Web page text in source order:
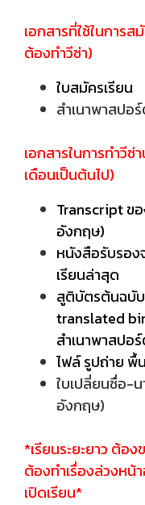
เอกสารที่ใช้ในการส
ต้องทำวีซ่า)
ใบสมัครเรียน
สำเนาพาสปอ
เอกสารในการทำวีซ่
เดือนเป็นต้นไป)
Transcript ข
อังกฤษ)
หนังสือรับรอง
เรียนล่าสุด
สูติบัตรต้นฉบับ
translated
สำเนาพาสป
ไฟล์ รูปถ่าย พื้
ใบเปลี่ยนชื่อ-
อังกฤษ)
*เรียนระยะยาว ต้อง
ต้องทำเรื่องล่วงหน้
เปิดเรียน*